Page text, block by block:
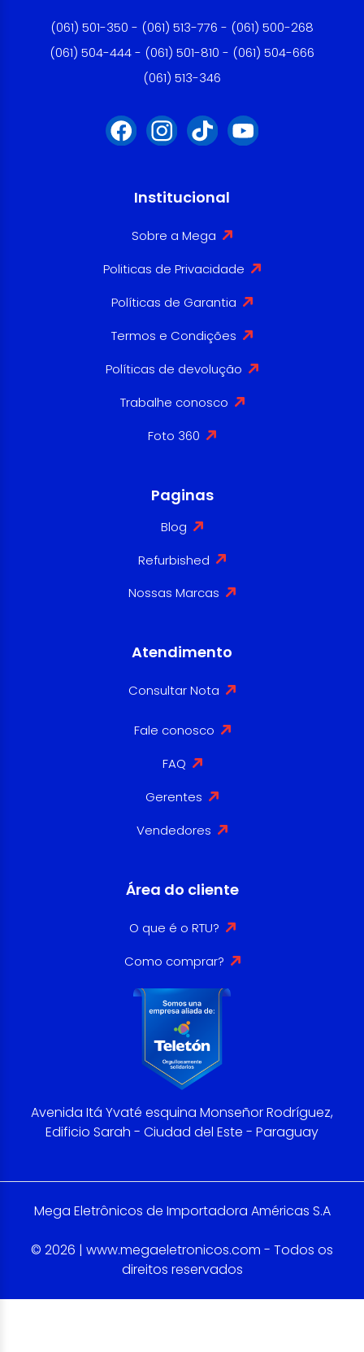
(061) 501-350 - (061) 513-776 - (061) 500-268
(061) 504-444 - (061) 501-810 - (061) 504-666
(061) 513-346
Institucional
Sobre a Mega
Politicas de Privacidade
Políticas de Garantia
Termos e Condições
Políticas de devolução
Trabalhe conosco
Foto 360
Paginas
Blog
Refurbished
Nossas Marcas
Atendimento
Consultar Nota
Fale conosco
FAQ
Gerentes
Vendedores
Área do cliente
O que é o RTU?
Como comprar?
Avenida Itá Yvaté esquina Monseñor Rodríguez,
Edificio Sarah - Ciudad del Este - Paraguay
Mega Eletrônicos de Importadora Américas S.A
© 2026 | www.megaeletronicos.com - Todos os
direitos reservados